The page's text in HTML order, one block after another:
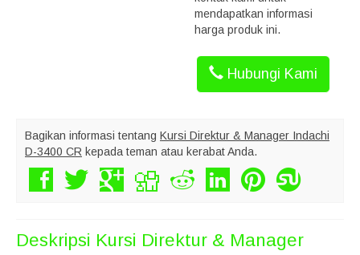
mendapatkan informasi
harga produk ini.
Hubungi Kami
Bagikan informasi tentang Kursi Direktur & Manager Indachi
D-3400 CR kepada teman atau kerabat Anda.
Deskripsi Kursi Direktur & Manager